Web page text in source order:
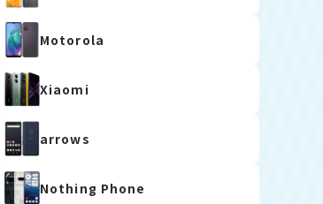
Motorola
Xiaomi
arrows
Nothing Phone